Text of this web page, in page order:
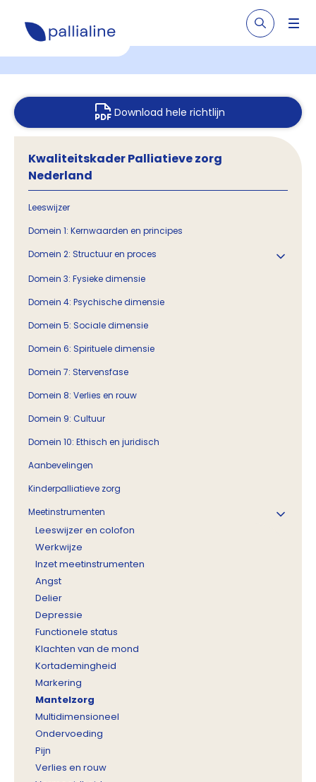
Download hele richtlijn
Kwaliteitskader Palliatieve zorg
Nederland
Leeswijzer
Domein 1: Kernwaarden en principes
Domein 2: Structuur en proces
Domein 3: Fysieke dimensie
Domein 4: Psychische dimensie
Domein 5: Sociale dimensie
Domein 6: Spirituele dimensie
Domein 7: Stervensfase
Domein 8: Verlies en rouw
Domein 9: Cultuur
Domein 10: Ethisch en juridisch
Aanbevelingen
Kinderpalliatieve zorg
Meetinstrumenten
Leeswijzer en colofon
Werkwijze
Inzet meetinstrumenten
Angst
Delier
Depressie
Functionele status
Klachten van de mond
Kortademingheid
Markering
Mantelzorg
Multidimensioneel
Ondervoeding
Pijn
Verlies en rouw